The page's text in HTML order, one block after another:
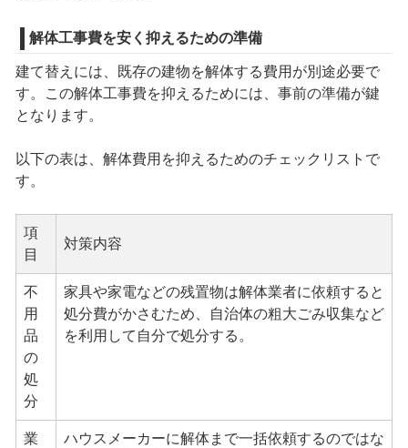
解体工事費を安く抑えるための準備
建て替えには、既存の建物を解体する費用が別途必要で
す。この解体工事費を抑えるためには、事前の準備が鍵
となります。
以下の表は、解体費用を抑えるためのチェックリストで
す。
項
目
対策内容
不
用
品
の
処
分
家具や家電などの残置物は解体業者に依頼すると
処分費がかさむため、自治体の粗大ごみ収集など
を利用して自分で処分する。
業
ハウスメーカーに解体まで一括依頼するのではな